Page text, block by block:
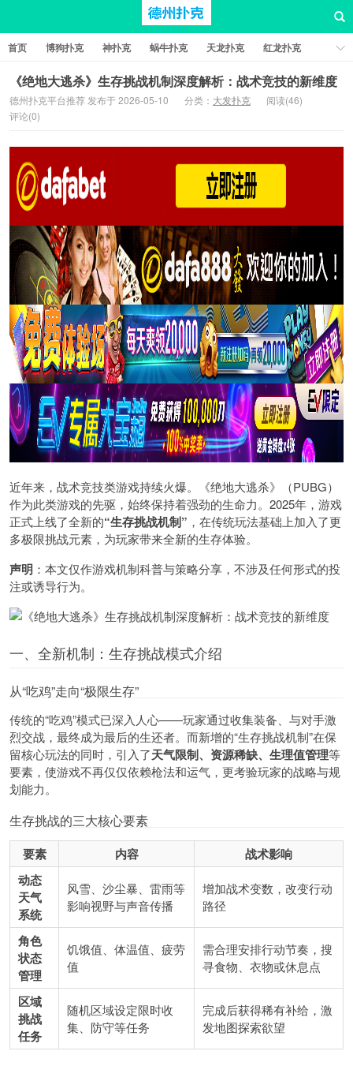
首页 博狗扑克 神扑克 蜗牛扑克 天龙扑克
红龙扑克
新葡京棋牌
红星扑克 扑克之星 比特币扑克
《绝地大逃杀》生存挑战机制深度解析：战术竞技的新维度
德州扑克平台推荐 发布于 2026-05-10 分类： 大发扑克
阅读(46)
评论(0)
近年来，战术竞技类游戏持续火爆。《绝地大逃杀》（PUBG）
作为此类游戏的先驱，始终保持着强劲的生命力。2025年，游戏
正式上线了全新的“生存挑战机制” ，在传统玩法基础上加入了更
多极限挑战元素，为玩家带来全新的生存体验。
声明 ：本文仅作游戏机制科普与策略分享，不涉及任何形式的投
注或诱导行为。
一、全新机制：生存挑战模式介绍
从“吃鸡”走向“极限生存”
传统的“吃鸡”模式已深入人心——玩家通过收集装备、与对手激
烈交战，最终成为最后的生还者。而新增的“生存挑战机制”在保
留核心玩法的同时，引入了天气限制、资源稀缺、生理值管理等
要素，使游戏不再仅仅依赖枪法和运气，更考验玩家的战略与规
划能力。
生存挑战的三大核心要素
要素 内容
战术影响
动态
天气
系统
风雪、沙尘暴、雷雨等
影响视野与声音传播
增加战术变数，改变行动
路径
角色
状态
管理
饥饿值、体温值、疲劳
值
需合理安排行动节奏，搜
寻食物、衣物或休息点
区域
挑战
任务
随机区域设定限时收
集、防守等任务
完成后获得稀有补给，激
发地图探索欲望